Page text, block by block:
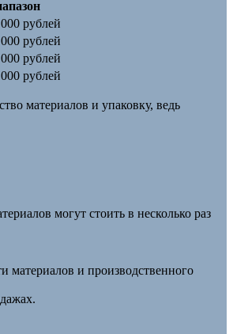
рублей
рублей
рублей
рублей
материалов и упаковку, ведь
могут стоить в несколько раз
материалов и производственного